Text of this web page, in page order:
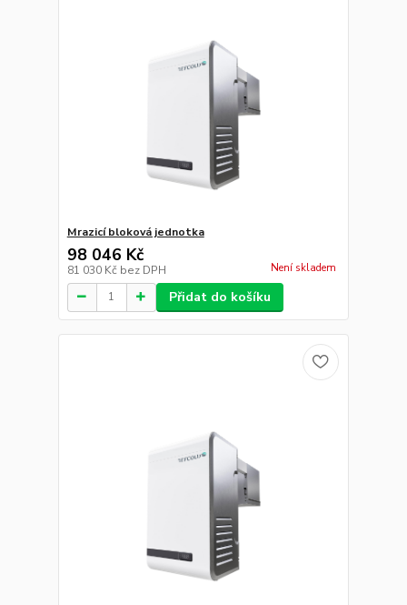
Mrazicí bloková jednotka
98 046 Kč
81 030 Kč bez DPH Není skladem
Přidat do košíku